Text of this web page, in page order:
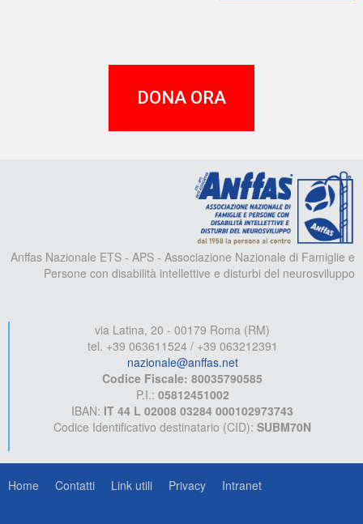
DONA ORA
Anffas Nazionale ETS - APS - Associazione Nazionale di Famiglie e
Persone con disabilità intellettive e disturbi del neurosviluppo
via Latina, 20 - 00179 Roma (RM)
tel. +39 063611524 / +39 063212391
nazionale@anffas.net
Codice Fiscale: 80035790585
P.I.: 05812451002
IBAN: IT 44 L 02008 03284 000102973743
Codice Identificativo destinatario (CID): SUBM70N
Home Contatti Link utili Privacy Intranet